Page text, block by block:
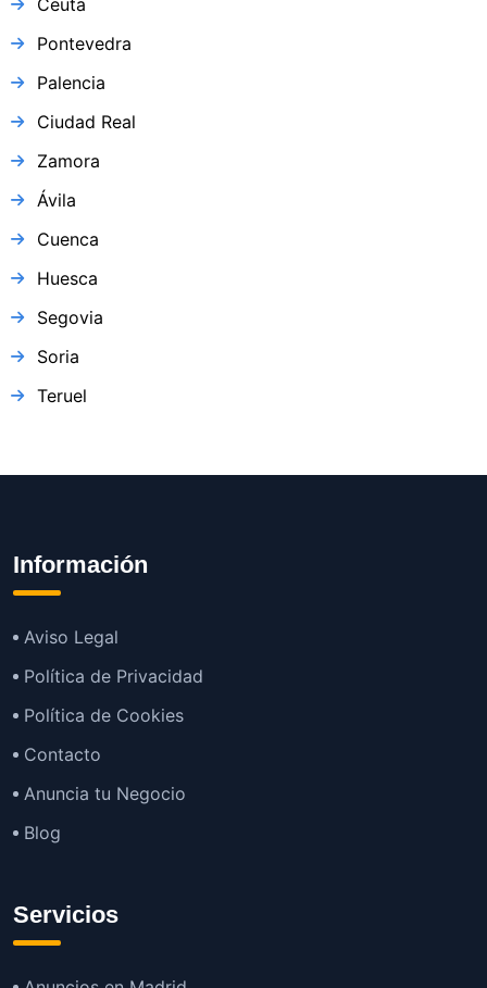
Ceuta
Pontevedra
Palencia
Ciudad Real
Zamora
Ávila
Cuenca
Huesca
Segovia
Soria
Teruel
Información
Aviso Legal
Política de Privacidad
Política de Cookies
Contacto
Anuncia tu Negocio
Blog
Servicios